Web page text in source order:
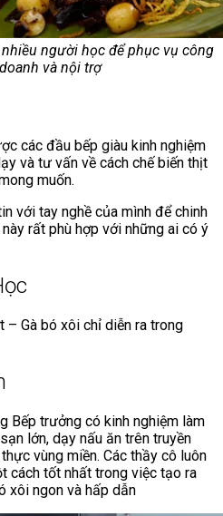
người học để phục vụ công
và nội trợ
các đầu bếp giàu kinh nghiệm
và tư vấn về cách chế biến thịt
muốn.
với tay nghề của mình để chinh
rất phù hợp với những ai có ý
– Gà bó xôi chỉ diễn ra trong
Bếp trưởng có kinh nghiệm làm
lớn, dạy nấu ăn trên truyền
vùng miền. Các thầy cô luôn
cách tốt nhất trong việc tạo ra
xôi ngon và hấp dẫn